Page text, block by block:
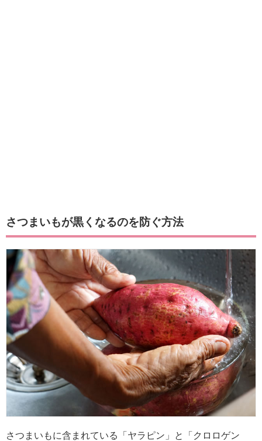
さつまいもが黒くなるのを防ぐ方法
さつまいもに含まれている「ヤラピン」と「クロロゲン